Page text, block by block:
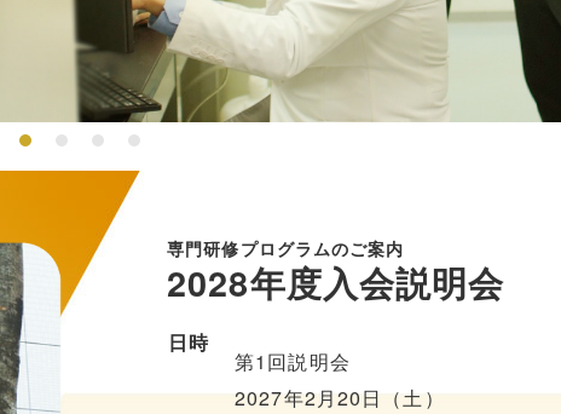
専門研修プログラムのご案内
2028年度入会説明会
日時
第1回説明会
2027年2月20日（土）